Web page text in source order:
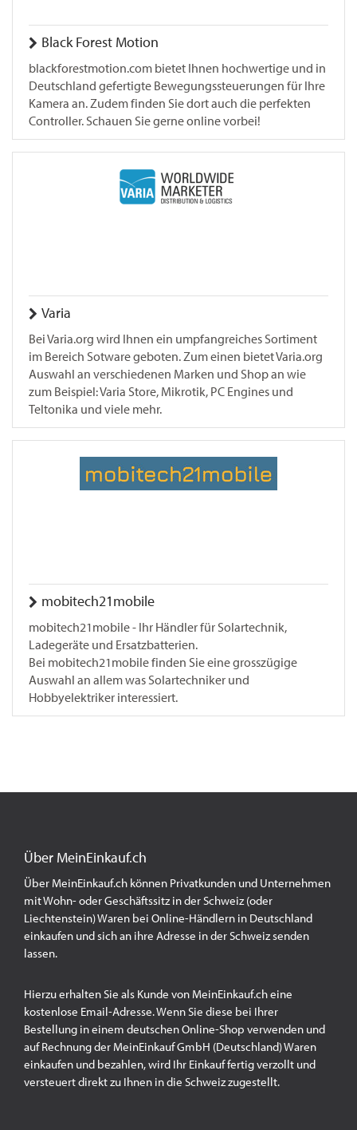
Black Forest Motion
blackforestmotion.com bietet Ihnen hochwertige und in
Deutschland gefertigte Bewegungssteuerungen für Ihre
Kamera an. Zudem finden Sie dort auch die perfekten
Controller. Schauen Sie gerne online vorbei!
Varia
Bei Varia.org wird Ihnen ein umpfangreiches Sortiment
im Bereich Sotware geboten. Zum einen bietet Varia.org
Auswahl an verschiedenen Marken und Shop an wie
zum Beispiel: Varia Store, Mikrotik, PC Engines​​​​​​​ und
Teltonika und viele mehr.
mobitech21mobile
mobitech21mobile - Ihr Händler für Solartechnik,
Ladegeräte und Ersatzbatterien.
Bei mobitech21mobile finden Sie eine grosszügige
Auswahl an allem was Solartechniker und
Hobbyelektriker interessiert.
Über MeinEinkauf.ch
Über MeinEinkauf.ch können Privatkunden und Unternehmen
mit Wohn- oder Geschäftssitz in der Schweiz (oder
Liechtenstein) Waren bei Online-Händlern in Deutschland
einkaufen und sich an ihre Adresse in der Schweiz senden
lassen.
Hierzu erhalten Sie als Kunde von MeinEinkauf.ch eine
kostenlose Email-Adresse. Wenn Sie diese bei Ihrer
Bestellung in einem deutschen Online-Shop verwenden und
auf Rechnung der MeinEinkauf GmbH (Deutschland) Waren
einkaufen und bezahlen, wird Ihr Einkauf fertig verzollt und
versteuert direkt zu Ihnen in die Schweiz zugestellt.